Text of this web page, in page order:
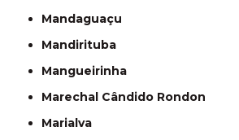
Mandaguaçu
Mandirituba
Mangueirinha
Marechal Cândido Rondon
Marialva